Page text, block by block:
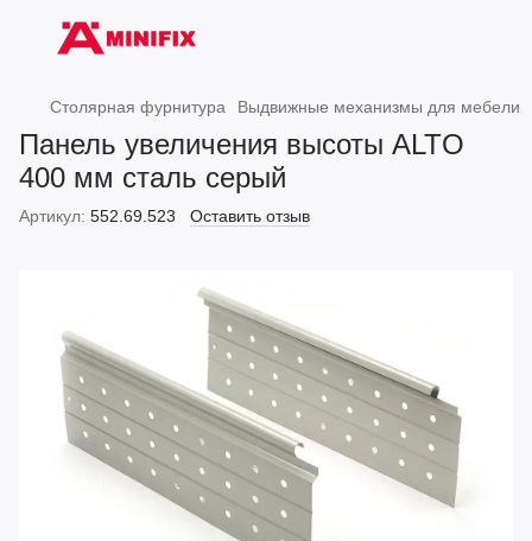
Столярная фурнитура Выдвижные механизмы для мебели
Панель увеличения высоты ALTO
400 мм сталь серый
Артикул: 552.69.523 Оставить отзыв